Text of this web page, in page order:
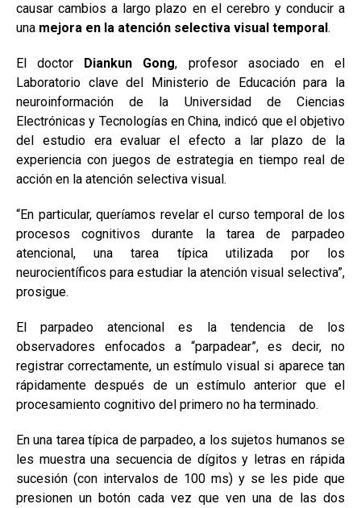
causar cambios a largo plazo en el cerebro y conducir a
una mejora en la atención selectiva visual temporal.
El doctor Diankun Gong, profesor asociado en el
Laboratorio clave del Ministerio de Educación para la
neuroinformación de la Universidad de Ciencias
Electrónicas y Tecnologías en China, indicó que el objetivo
del estudio era evaluar el efecto a lar plazo de la
experiencia con juegos de estrategia en tiempo real de
acción en la atención selectiva visual.
“En particular, queríamos revelar el curso temporal de los
procesos cognitivos durante la tarea de parpadeo
atencional, una tarea típica utilizada por los
neurocientíficos para estudiar la atención visual selectiva”,
prosigue.
El parpadeo atencional es la tendencia de los
observadores enfocados a “parpadear”, es decir, no
registrar correctamente, un estímulo visual si aparece tan
rápidamente después de un estímulo anterior que el
procesamiento cognitivo del primero no ha terminado.
En una tarea típica de parpadeo, a los sujetos humanos se
les muestra una secuencia de dígitos y letras en rápida
sucesión (con intervalos de 100 ms) y se les pide que
presionen un botón cada vez que ven una de las dos